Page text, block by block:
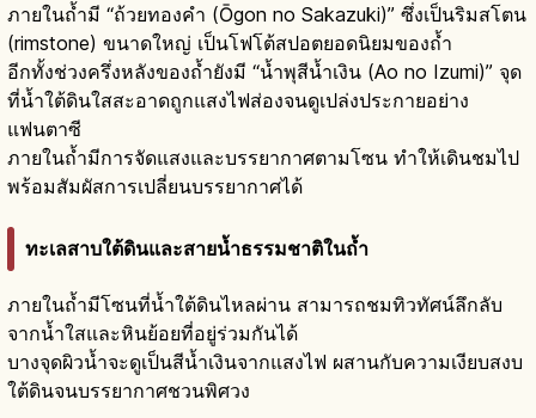
ภายในถ้ำมี “ถ้วยทองคำ (Ōgon no Sakazuki)” ซึ่งเป็นริมสโตน
(rimstone) ขนาดใหญ่ เป็นโฟโต้สปอตยอดนิยมของถ้ำ
อีกทั้งช่วงครึ่งหลังของถ้ำยังมี “น้ำพุสีน้ำเงิน (Ao no Izumi)” จุด
ที่น้ำใต้ดินใสสะอาดถูกแสงไฟส่องจนดูเปล่งประกายอย่าง
แฟนตาซี
ภายในถ้ำมีการจัดแสงและบรรยากาศตามโซน ทำให้เดินชมไป
พร้อมสัมผัสการเปลี่ยนบรรยากาศได้
ทะเลสาบใต้ดินและสายน้ำธรรมชาติในถ้ำ
ภายในถ้ำมีโซนที่น้ำใต้ดินไหลผ่าน สามารถชมทิวทัศน์ลึกลับ
จากน้ำใสและหินย้อยที่อยู่ร่วมกันได้
บางจุดผิวน้ำจะดูเป็นสีน้ำเงินจากแสงไฟ ผสานกับความเงียบสงบ
ใต้ดินจนบรรยากาศชวนพิศวง